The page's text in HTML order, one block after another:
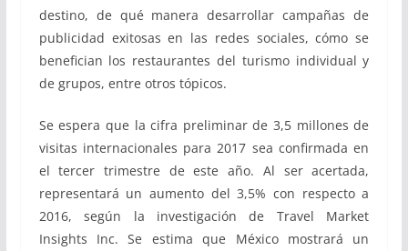
destino, de qué manera desarrollar campañas de
publicidad exitosas en las redes sociales, cómo se
benefician los restaurantes del turismo individual y
de grupos, entre otros tópicos.
Se espera que la cifra preliminar de 3,5 millones de
visitas internacionales para 2017 sea confirmada en
el tercer trimestre de este año. Al ser acertada,
representará un aumento del 3,5% con respecto a
2016, según la investigación de Travel Market
Insights Inc. Se estima que México mostrará un